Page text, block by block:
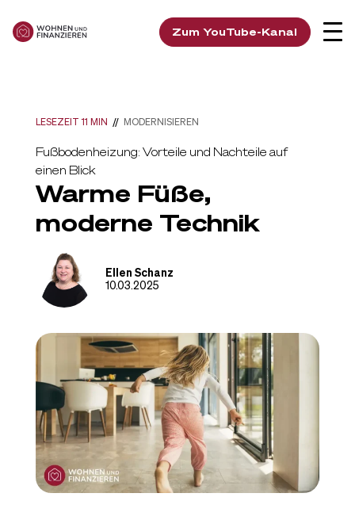
Zum YouTube-Kanal
LESEZEIT 11 MIN // MODERNISIEREN
Fußbodenheizung: Vorteile und Nachteile auf
einen Blick
Warme Füße,
moderne Technik
Ellen Schanz
10.03.2025